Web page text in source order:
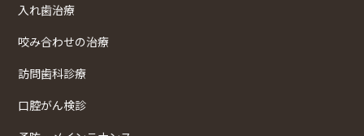
入れ歯治療
咬み合わせの治療
訪問歯科診療
口腔がん検診